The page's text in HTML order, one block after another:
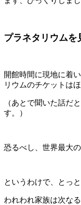
プラネタリウムを
開館時間に現地に着
リウムのチケットは
（あとで聞いた話だ
す。）
恐るべし、世界最大
というわけで、とっ
われわれ家族は次な